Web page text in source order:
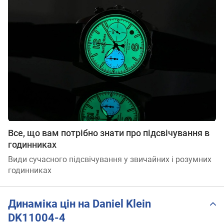
Все, що вам потрібно знати про підсвічування в
годинниках
Види сучасного підсвічування у звичайних і розумних
годинниках
Динаміка цін на Daniel Klein
DK11004-4